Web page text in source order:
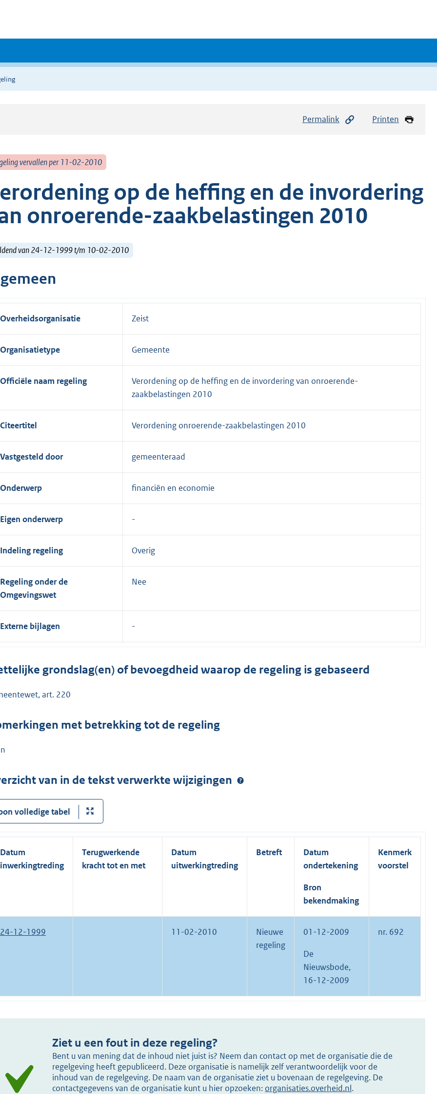
Permalink Printen
vervallen per 11-02-2010
op de heffing en de invordering
onroerende-zaakbelastingen 2010
van 24-12-1999 t/m 10-02-2010
Overheidsorganisatie Zeist
Organisatietype Gemeente
Officiële naam regeling
Verordening op de heffing en de invordering van onroerende-
zaakbelastingen 2010
Citeertitel Verordening onroerende-zaakbelastingen 2010
Vastgesteld door gemeenteraad
Onderwerp financiën en economie
Eigen onderwerp
Indeling regeling Overig
Regeling onder de
Omgevingswet
Nee
Externe bijlagen
grondslag(en) of bevoegdheid waarop de regeling is gebaseerd
art. 220
met betrekking tot de regeling
van in de tekst verwerkte wijzigingen
volledige tabel
Datum
inwerkingtreding
Terugwerkende
kracht tot en met
Datum
uitwerkingtreding
Betreft
Datum
ondertekening
Bron
bekendmaking
Kenmerk
voorstel
24-12-1999 11-02-2010
Nieuwe
regeling
01-12-2009
De
Nieuwsbode,
16-12-2009
nr. 692
Ziet u een fout in deze regeling?
Bent u van mening dat de inhoud niet juist is? Neem dan contact op met de organisatie die de
regelgeving heeft gepubliceerd. Deze organisatie is namelijk zelf verantwoordelijk voor de
inhoud van de regelgeving. De naam van de organisatie ziet u bovenaan de regelgeving. De
contactgegevens van de organisatie kunt u hier opzoeken: organisaties.overheid.nl.